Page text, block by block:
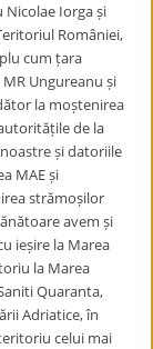
Nicolae Iorga și
României,
cum țara
Ungureanu și
la moștenirea
de la
și datoriile
MAE și
strămoșilor
avem și
ieșire la Marea
la Marea
Quaranta,
Adriatice, în
celui mai